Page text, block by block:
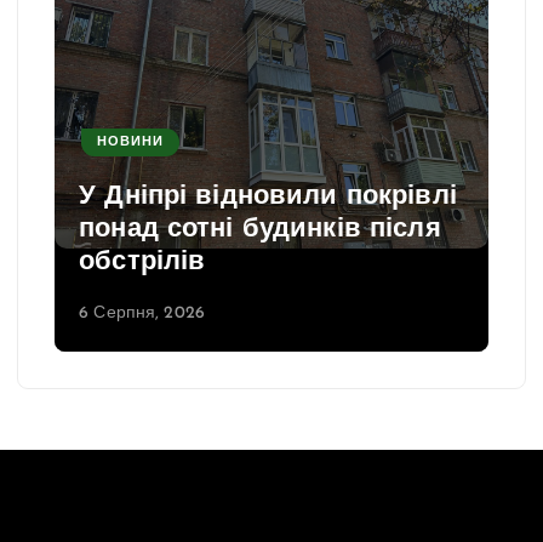
НОВИНИ
У Дніпрі відновили покрівлі
понад сотні будинків після
обстрілів
6 Серпня, 2026